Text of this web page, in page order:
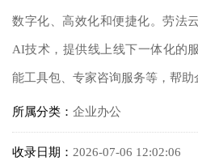
数字化、高效化和便捷化。劳法
AI技术，提供线上线下一体化的
能工具包、专家咨询服务等，帮助
所属分类： 企业办公
收录日期： 2026-07-06 12:02:06